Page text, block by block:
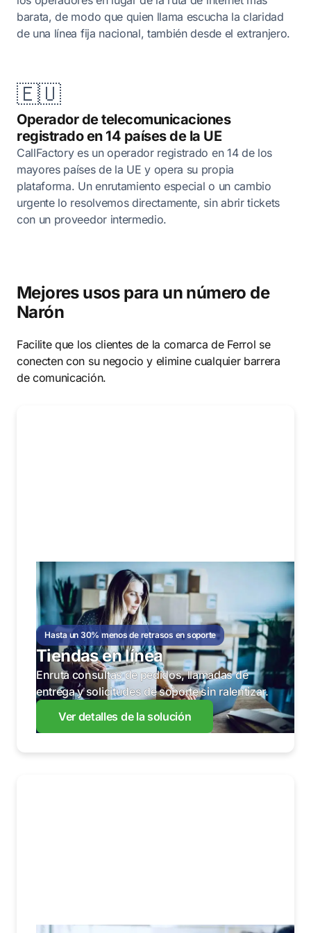
barata, de modo que quien llama escucha la claridad
de una línea fija nacional, también desde el extranjero.
🇪🇺
Operador de telecomunicaciones
registrado en 14 países de la UE
CallFactory es un operador registrado en 14 de los
mayores países de la UE y opera su propia
plataforma. Un enrutamiento especial o un cambio
urgente lo resolvemos directamente, sin abrir tickets
con un proveedor intermedio.
Mejores usos para un número de
Narón
Facilite que los clientes de la comarca de Ferrol se
conecten con su negocio y elimine cualquier barrera
de comunicación.
Hasta un 30% menos de retrasos en soporte
Tiendas en línea
Enruta consultas de pedidos, llamadas de
entrega y solicitudes de soporte sin ralentizar.
Ver detalles de la solución